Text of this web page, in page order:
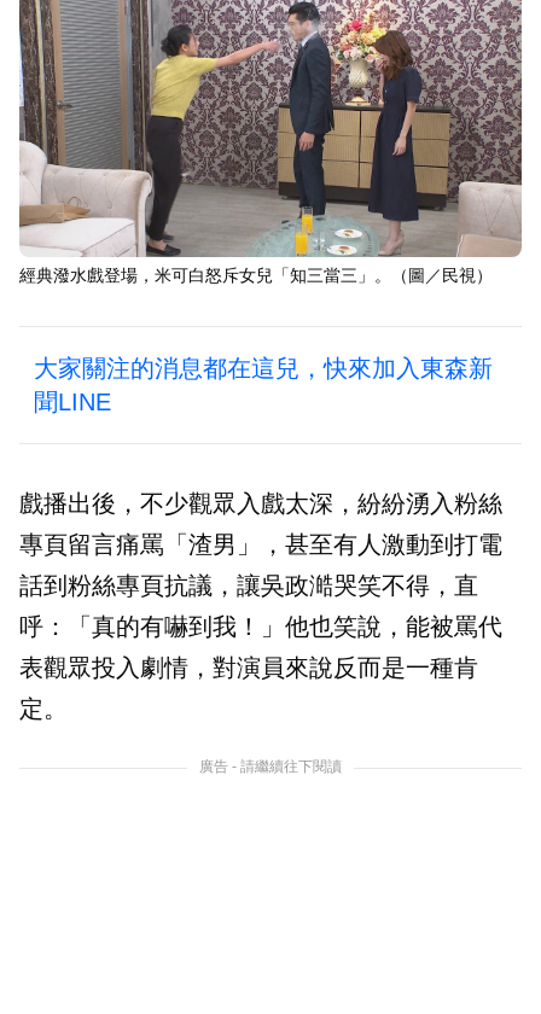
經典潑水戲登場，米可白怒斥女兒「知三當三」。（圖／民視）
大家關注的消息都在這兒，快來加入東森新
聞LINE
戲播出後，不少觀眾入戲太深，紛紛湧入粉絲
專頁留言痛罵「渣男」，甚至有人激動到打電
話到粉絲專頁抗議，讓吳政澔哭笑不得，直
呼：「真的有嚇到我！」他也笑說，能被罵代
表觀眾投入劇情，對演員來說反而是一種肯
定。
廣告 - 請繼續往下閱讀